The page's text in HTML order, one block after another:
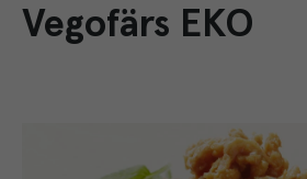
Vegofärs EKO